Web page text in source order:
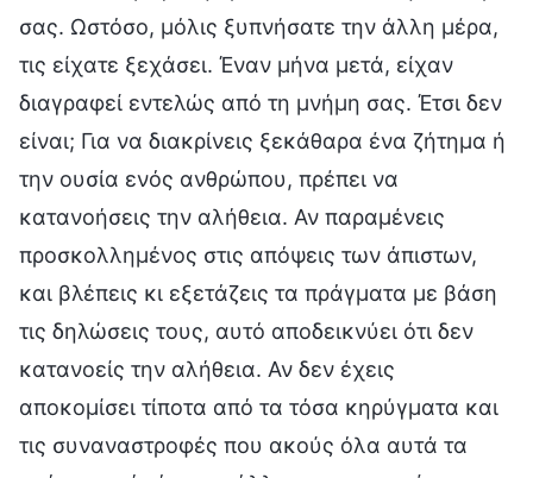
σας. Ωστόσο, μόλις ξυπνήσατε την άλλη μέρα,
τις είχατε ξεχάσει. Έναν μήνα μετά, είχαν
διαγραφεί εντελώς από τη μνήμη σας. Έτσι δεν
είναι; Για να διακρίνεις ξεκάθαρα ένα ζήτημα ή
την ουσία ενός ανθρώπου, πρέπει να
κατανοήσεις την αλήθεια. Αν παραμένεις
προσκολλημένος στις απόψεις των άπιστων,
και βλέπεις κι εξετάζεις τα πράγματα με βάση
τις δηλώσεις τους, αυτό αποδεικνύει ότι δεν
κατανοείς την αλήθεια. Αν δεν έχεις
αποκομίσει τίποτα από τα τόσα κηρύγματα και
τις συναναστροφές που ακούς όλα αυτά τα